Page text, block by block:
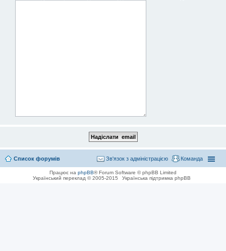
Список форумів Команда
Зв'язок з адміністрацією
Працює на phpBB® Forum Software © phpBB Limited
Український переклад © 2005-2015
Українська підтримка phpBB